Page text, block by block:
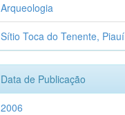
Arqueologia
Sítio Toca do Tenente, Piauí
Data de Publicação
2006